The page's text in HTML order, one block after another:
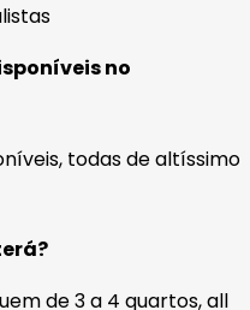
no
todas de altíssimo
de 3 a 4 quartos, all